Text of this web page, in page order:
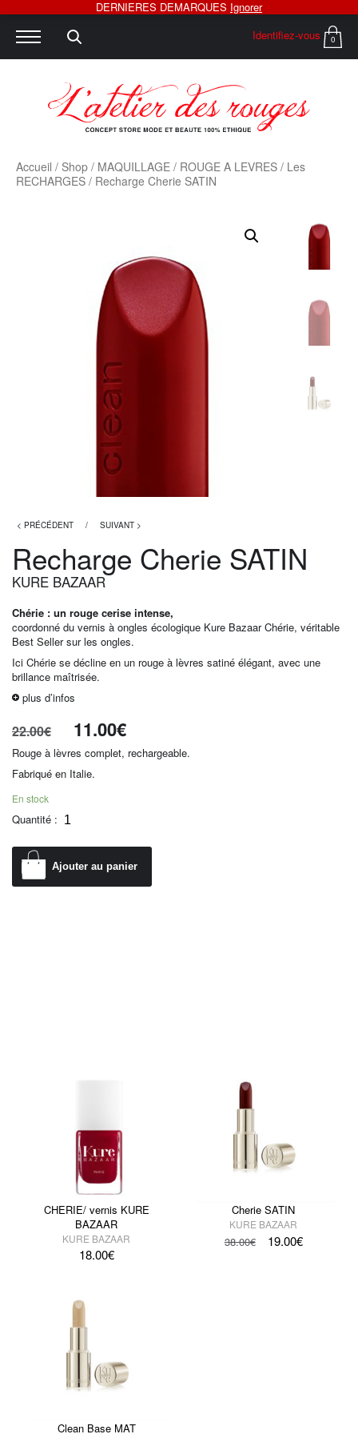
Identifiez-vous 0
Accueil / Shop / MAQUILLAGE / ROUGE A LEVRES / Les
RECHARGES / Recharge Cherie SATIN
< PRÉCÉDENT / SUIVANT >
Recharge Cherie SATIN
KURE BAZAAR
Chérie : un rouge cerise intense,
coordonné du vernis à ongles écologique Kure Bazaar Chérie, véritable
Best Seller sur les ongles.
Ici Chérie se décline en un rouge à lèvres satiné élégant, avec une
brillance maîtrisée.
plus d’infos
22.00€ 11.00€
Rouge à lèvres complet, rechargeable.
Fabriqué en Italie.
En stock
Quantité :
Ajouter au panier
CHERIE/ vernis KURE
BAZAAR
KURE BAZAAR
18.00€
Cherie SATIN
KURE BAZAAR
38.00€ 19.00€
Clean Base MAT
DERNIERES DEMARQUES Ignorer